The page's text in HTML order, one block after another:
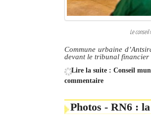
Le
Commune urbaine
devant le tribunal financier
Lire la suite : Conseil
commentaire
Photos - RN6 :